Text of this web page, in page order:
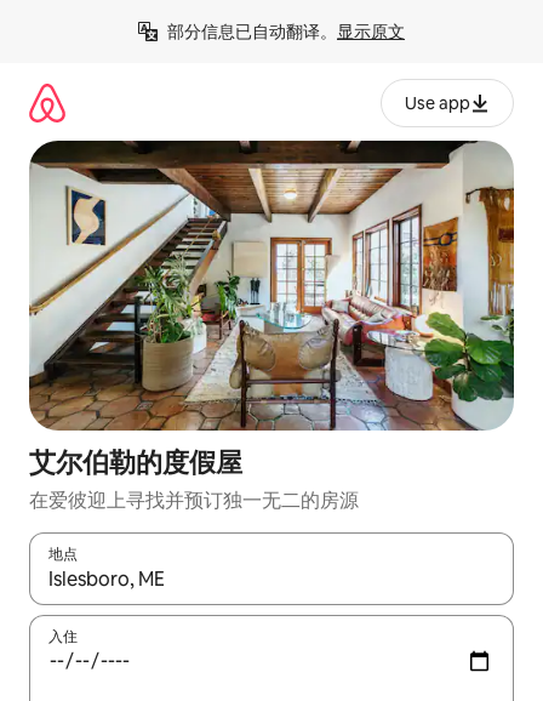
部分信息已自动翻译。 显示原文
Use app
艾尔伯勒的度假屋
在爱彼迎上寻找并预订独一无二的房源
地点
如有搜索结果，请使用上下方向键查看，或通过点击或滑动手势
入住